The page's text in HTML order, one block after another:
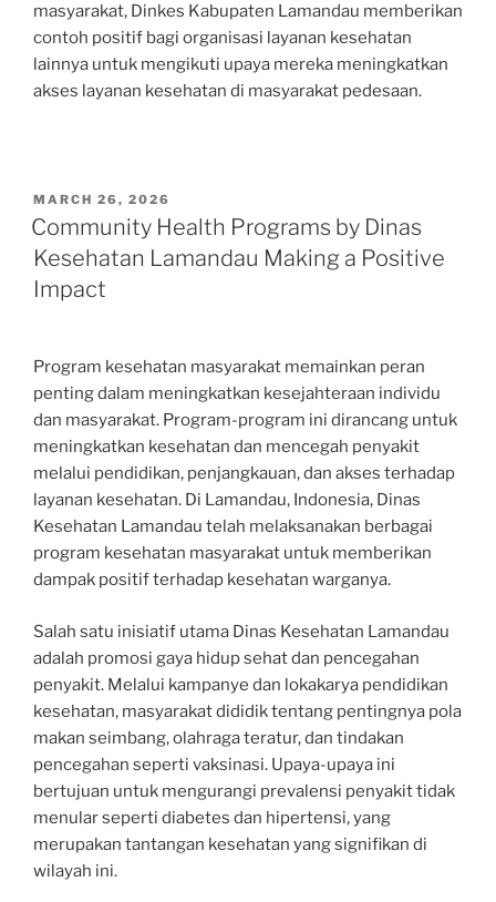
masyarakat, Dinkes Kabupaten Lamandau memberikan
contoh positif bagi organisasi layanan kesehatan
lainnya untuk mengikuti upaya mereka meningkatkan
akses layanan kesehatan di masyarakat pedesaan.
POSTED
ON
MARCH 26, 2026
Community Health Programs by Dinas
Kesehatan Lamandau Making a Positive
Impact
Program kesehatan masyarakat memainkan peran
penting dalam meningkatkan kesejahteraan individu
dan masyarakat. Program-program ini dirancang untuk
meningkatkan kesehatan dan mencegah penyakit
melalui pendidikan, penjangkauan, dan akses terhadap
layanan kesehatan. Di Lamandau, Indonesia, Dinas
Kesehatan Lamandau telah melaksanakan berbagai
program kesehatan masyarakat untuk memberikan
dampak positif terhadap kesehatan warganya.
Salah satu inisiatif utama Dinas Kesehatan Lamandau
adalah promosi gaya hidup sehat dan pencegahan
penyakit. Melalui kampanye dan lokakarya pendidikan
kesehatan, masyarakat dididik tentang pentingnya pola
makan seimbang, olahraga teratur, dan tindakan
pencegahan seperti vaksinasi. Upaya-upaya ini
bertujuan untuk mengurangi prevalensi penyakit tidak
menular seperti diabetes dan hipertensi, yang
merupakan tantangan kesehatan yang signifikan di
wilayah ini.